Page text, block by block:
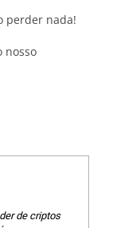
perder nada!
nosso
de criptos